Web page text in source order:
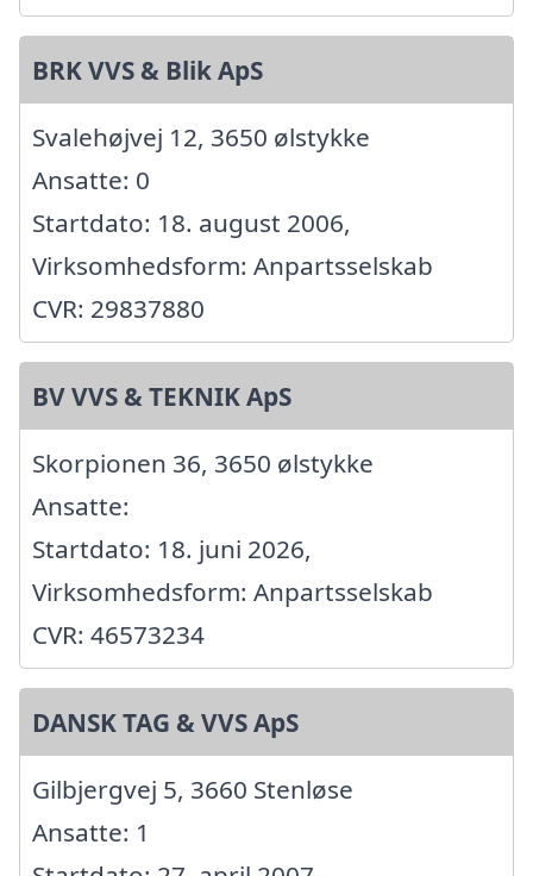
BRK VVS & Blik ApS
Svalehøjvej 12, 3650 ølstykke
Ansatte: 0
Startdato: 18. august 2006,
Virksomhedsform: Anpartsselskab
CVR: 29837880
BV VVS & TEKNIK ApS
Skorpionen 36, 3650 ølstykke
Ansatte:
Startdato: 18. juni 2026,
Virksomhedsform: Anpartsselskab
CVR: 46573234
DANSK TAG & VVS ApS
Gilbjergvej 5, 3660 Stenløse
Ansatte: 1